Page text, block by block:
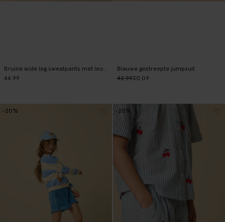
Bruine wide leg sweatpants met leopard print
44.99
Blauwe gestreepte jumpsuit
42.9930.09
-20% -20%